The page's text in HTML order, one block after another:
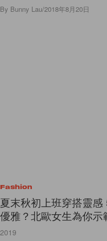
By Bunny Lau/2018年8月20日
Fashion
夏末秋初上班穿搭靈
優雅？北歐女生為你示
2019